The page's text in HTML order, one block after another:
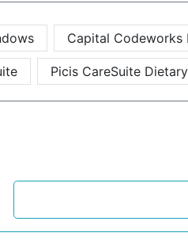
Capital Codeworks
Picis CareSuite